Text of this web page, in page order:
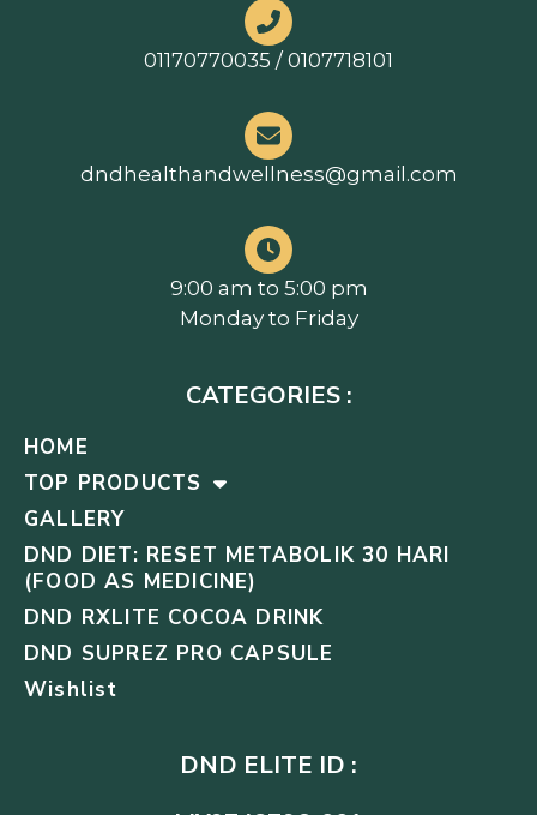
01170770035 / 0107718101
dndhealthandwellness@gmail.com
9:00 am to 5:00 pm
Monday to Friday
CATEGORIES :
HOME
TOP PRODUCTS
GALLERY
DND DIET: RESET METABOLIK 30 HARI
(FOOD AS MEDICINE)
DND RXLITE COCOA DRINK
DND SUPREZ PRO CAPSULE
Wishlist
DND ELITE ID :